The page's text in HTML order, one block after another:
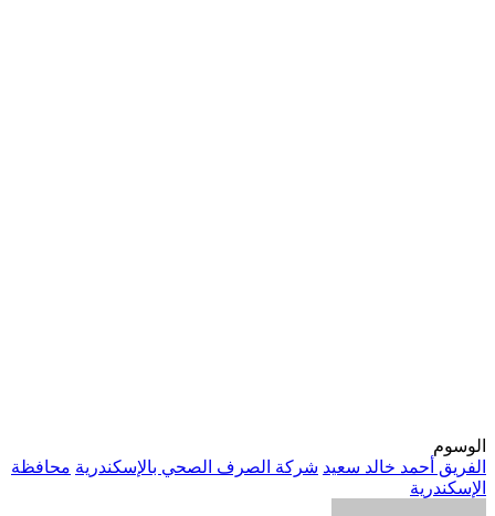
الوسوم
الفريق أحمد خالد سعيد شركة الصرف الصحي بالإسكندرية محافظة
الإسكندرية